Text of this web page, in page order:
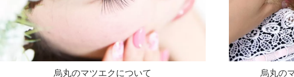
烏丸のマツエクについて 烏丸の